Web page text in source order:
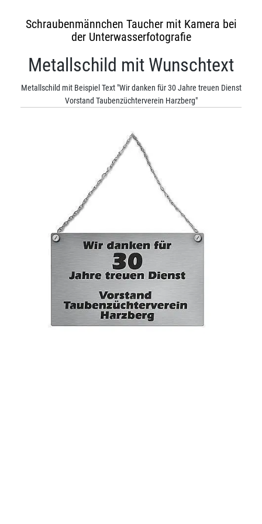
Schraubenmännchen Taucher mit Kamera bei
der Unterwasserfotografie
Metallschild mit Wunschtext
Metallschild mit Beispiel Text "Wir danken für 30 Jahre treuen Dienst
Vorstand Taubenzüchterverein Harzberg"